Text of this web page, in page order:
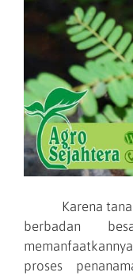
Karena
berbadan
proses